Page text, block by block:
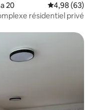
20 Évaluation
4,98 (63)
résidentiel privé